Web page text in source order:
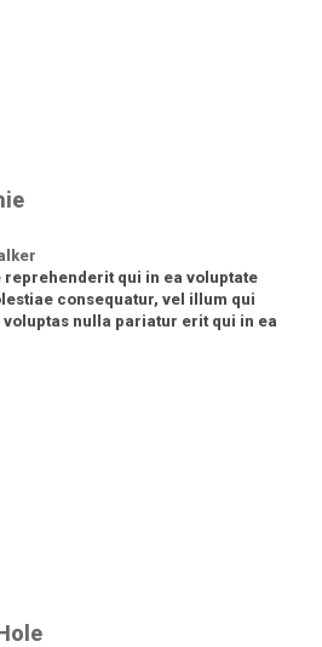
reprehenderit qui in ea voluptate
consequatur, vel illum qui
nulla pariatur erit qui in ea